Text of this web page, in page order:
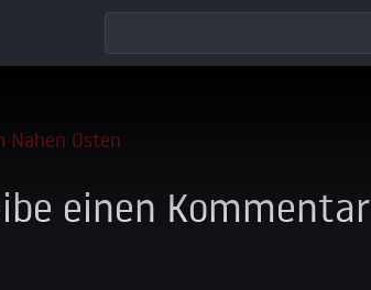
einen Kommentar